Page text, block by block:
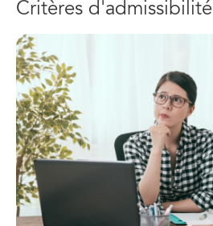
Critères d'admissibilité